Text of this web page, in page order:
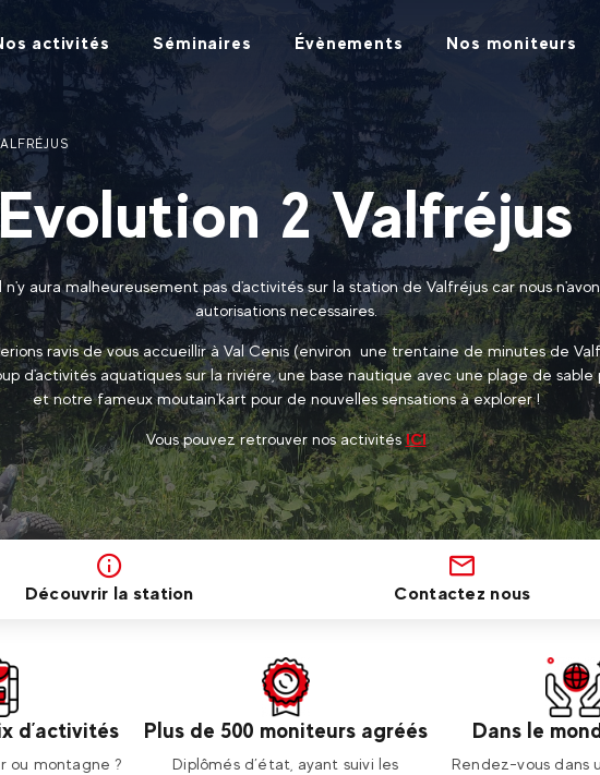
activités Séminaires Évènements Nos moniteurs
2 Valfréjus
aura malheureusement pas d'activités sur la station de Valfréjus car nous
autorisations necessaires.
ravis de vous accueillir à Val Cenis (environ une trentaine de minutes de
d'activités aquatiques sur la riviére, une base nautique avec une plage de sable
et notre fameux moutain'kart pour de nouvelles sensations à explorer !
Vous pouvez retrouver nos activitésICI
Découvrir la station Contactez nous
d’activités
ou montagne ?
Plus de 500 moniteurs agréés
Diplômés d’état, ayant suivi les
Dans le
Rendez-vous dans